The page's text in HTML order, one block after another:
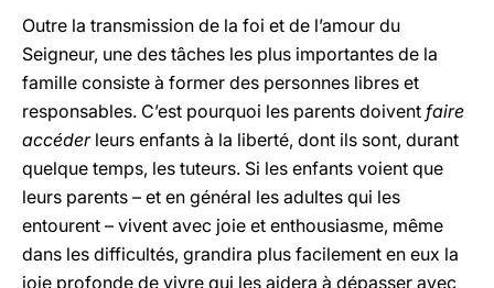
Outre la transmission de la foi et de l’amour du
Seigneur, une des tâches les plus importantes de la
famille consiste à former des personnes libres et
responsables. C’est pourquoi les parents doivent faire
accéderleurs enfants à la liberté, dont ils sont, durant
quelque temps, les tuteurs. Si les enfants voient que
leurs parents – et en général les adultes qui les
entourent – vivent avec joie et enthousiasme, même
dans les difficultés, grandira plus facilement en eux la
joie profonde de vivre qui les aidera à dépasser avec